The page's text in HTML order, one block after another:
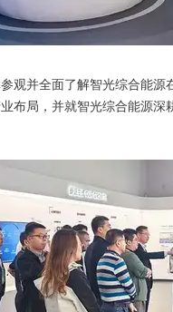
观并全面了解智光综合能
布局，并就智光综合能源